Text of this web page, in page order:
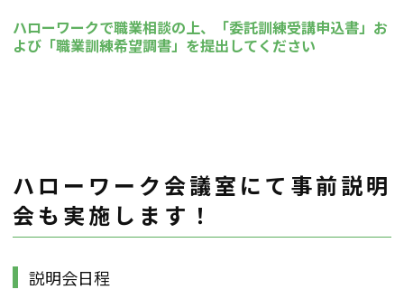
ハローワークで職業相談の上、「委託訓練受講申込書」お
よび「職業訓練希望調書」を提出してください
ハローワーク会議室にて事前説明
会も実施します！
説明会日程